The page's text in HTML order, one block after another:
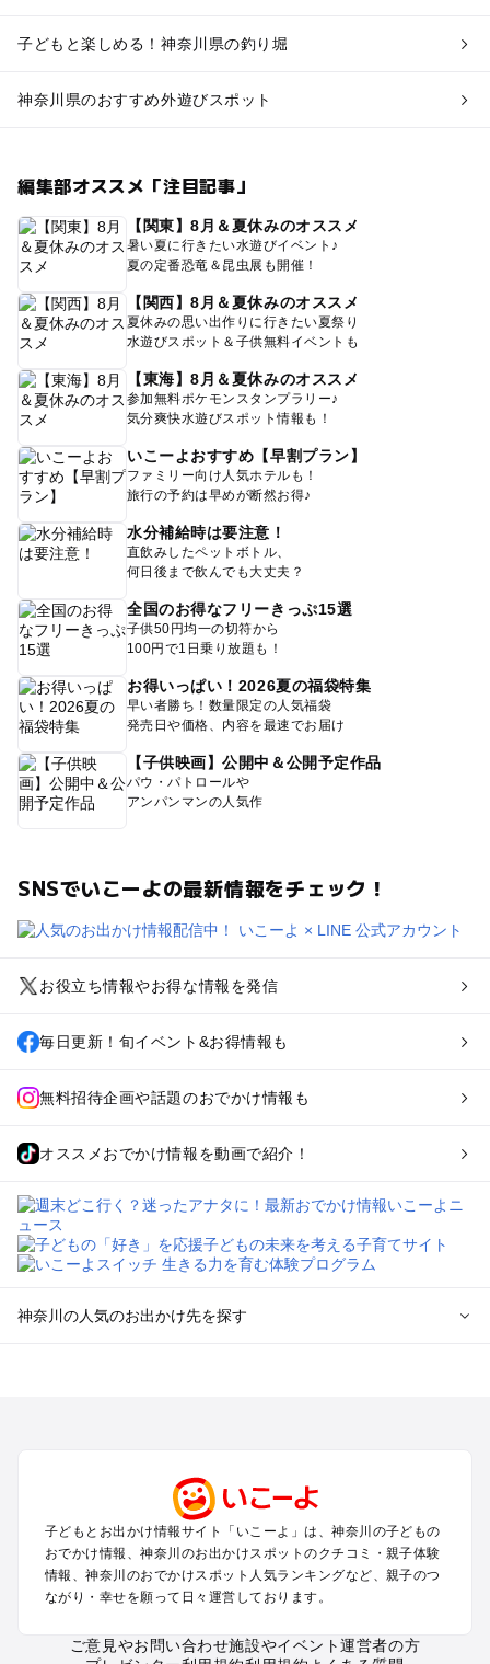
子どもと楽しめる！神奈川県の釣り堀
神奈川県のおすすめ外遊びスポット
編集部オススメ「注目記事」
【関東】8月＆夏休みのオススメ
暑い夏に行きたい水遊びイベント♪
夏の定番恐竜＆昆虫展も開催！
【関西】8月＆夏休みのオススメ
夏休みの思い出作りに行きたい夏祭り
水遊びスポット＆子供無料イベントも
【東海】8月＆夏休みのオススメ
参加無料ポケモンスタンプラリー♪
気分爽快水遊びスポット情報も！
いこーよおすすめ【早割プラン】
ファミリー向け人気ホテルも！
旅行の予約は早めが断然お得♪
水分補給時は要注意！
直飲みしたペットボトル、
何日後まで飲んでも大丈夫？
全国のお得なフリーきっぷ15選
子供50円均一の切符から
100円で1日乗り放題も！
お得いっぱい！2026夏の福袋特集
早い者勝ち！数量限定の人気福袋
発売日や価格、内容を最速でお届け
【子供映画】公開中＆公開予定作品
パウ・パトロールや
アンパンマンの人気作
SNSでいこーよの最新情報をチェック！
お役立ち情報やお得な情報を発信
毎日更新！旬イベント&お得情報も
無料招待企画や話題のおでかけ情報も
オススメおでかけ情報を動画で紹介！
神奈川の人気のお出かけ先を探す
小田原・熱海・湯河原・真鶴のプールお出かけ
町田・相模原・愛川・上野原のプールお出かけ
新横浜・港北エリア・日吉・青葉台・鶴見のプールお出かけ
川崎のプールお出かけ
海老名・厚木のプールお出かけ
箱根（湯本・強羅・小涌谷・仙石原・芦ノ湖）のプールお出か
子どもとお出かけ情報サイト「いこーよ」は、神奈川の子どもの
おでかけ情報、神奈川のお出かけスポットのクチコミ・親子体験
情報、神奈川のおでかけスポット人気ランキングなど、親子のつ
ながり・幸せを願って日々運営しております。
ご意見やお問い合わせ施設やイベント運営者の方